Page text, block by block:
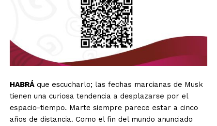
HABRÁ que escucharlo; las fechas marcianas de Musk
tienen una curiosa tendencia a desplazarse por el
espacio-tiempo. Marte siempre parece estar a cinco
años de distancia. Como el fin del mundo anunciado